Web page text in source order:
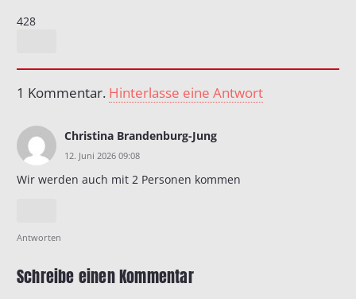
428
1 Kommentar. Hinterlasse eine Antwort
Christina Brandenburg-Jung
12. Juni 2026 09:08
Wir werden auch mit 2 Personen kommen
Antworten
Schreibe einen Kommentar